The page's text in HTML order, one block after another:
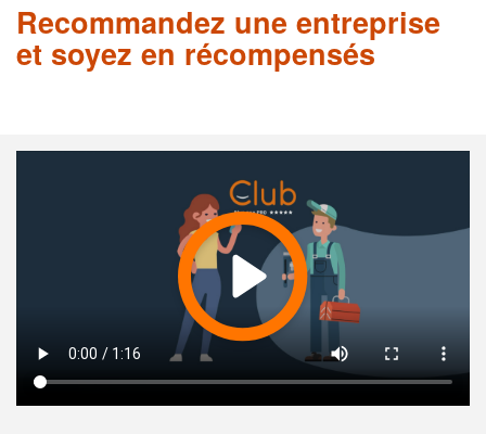
Recommandez une entreprise
et soyez en récompensés